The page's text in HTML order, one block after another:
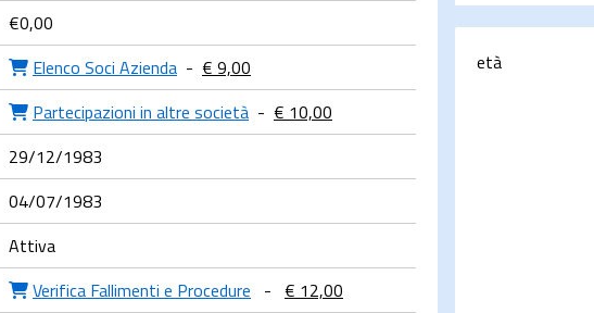
€0,00
Elenco Soci Azienda - € 9,00
Partecipazioni in altre società - € 10,00
29/12/1983
04/07/1983
Attiva
Verifica Fallimenti e Procedure - € 12,00
età